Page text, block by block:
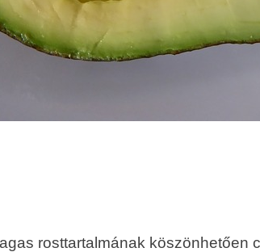
rosttartalmának köszönhetően